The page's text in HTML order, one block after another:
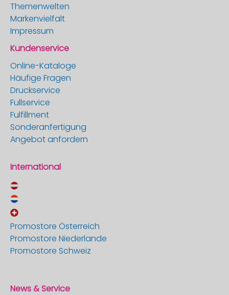
Themenwelten
Markenvielfalt
Impressum
Kundenservice
Online-Kataloge
Häufige Fragen
Druckservice
Fullservice
Fulfillment
Sonderanfertigung
Angebot anfordern
International
Promostore Österreich
Promostore Niederlande
Promostore Schweiz
News & Service